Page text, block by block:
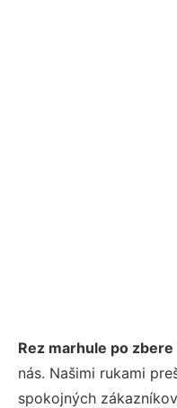
Rez marhule po
nás. Našimi rukami
spokojných